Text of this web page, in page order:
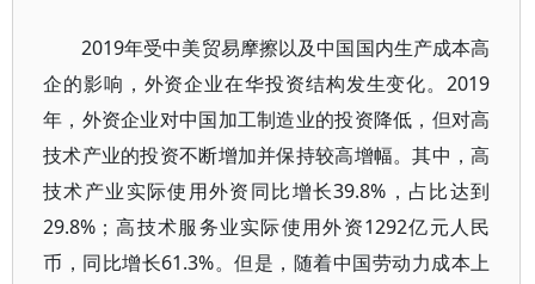
2019年受中美贸易摩擦以及中国国内生产成本高
企的影响，外资企业在华投资结构发生变化。2019
年，外资企业对中国加工制造业的投资降低，但对高
技术产业的投资不断增加并保持较高增幅。其中，高
技术产业实际使用外资同比增长39.8%，占比达到
29.8%；高技术服务业实际使用外资1292亿元人民
币，同比增长61.3%。但是，随着中国劳动力成本上